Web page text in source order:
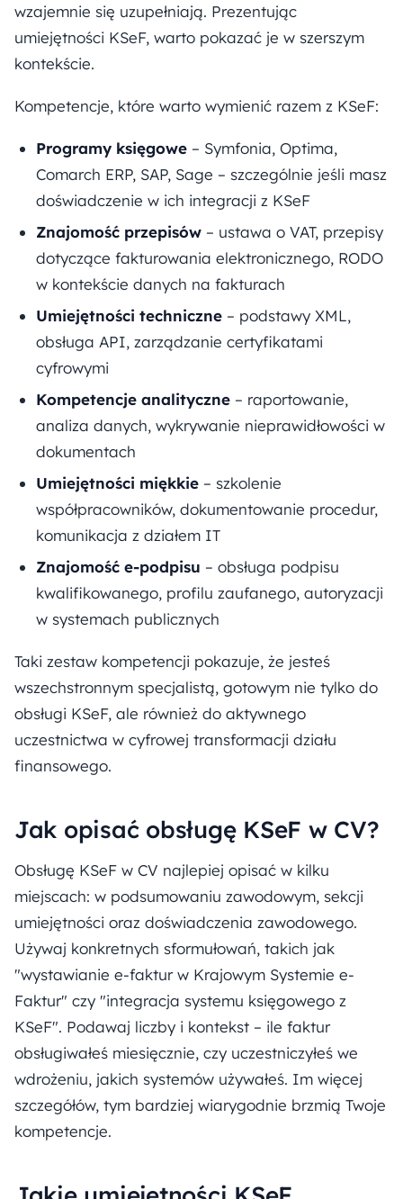
wzajemnie się uzupełniają. Prezentując
umiejętności KSeF, warto pokazać je w szerszym
kontekście.
Kompetencje, które warto wymienić razem z KSeF:
Programy księgowe – Symfonia, Optima,
Comarch ERP, SAP, Sage – szczególnie jeśli masz
doświadczenie w ich integracji z KSeF
Znajomość przepisów – ustawa o VAT, przepisy
dotyczące fakturowania elektronicznego, RODO
w kontekście danych na fakturach
Umiejętności techniczne – podstawy XML,
obsługa API, zarządzanie certyfikatami
cyfrowymi
Kompetencje analityczne – raportowanie,
analiza danych, wykrywanie nieprawidłowości w
dokumentach
Umiejętności miękkie – szkolenie
współpracowników, dokumentowanie procedur,
komunikacja z działem IT
Znajomość e-podpisu – obsługa podpisu
kwalifikowanego, profilu zaufanego, autoryzacji
w systemach publicznych
Taki zestaw kompetencji pokazuje, że jesteś
wszechstronnym specjalistą, gotowym nie tylko do
obsługi KSeF, ale również do aktywnego
uczestnictwa w cyfrowej transformacji działu
finansowego.
Jak opisać obsługę KSeF w CV?
Obsługę KSeF w CV najlepiej opisać w kilku
miejscach: w podsumowaniu zawodowym, sekcji
umiejętności oraz doświadczenia zawodowego.
Używaj konkretnych sformułowań, takich jak
"wystawianie e-faktur w Krajowym Systemie e-
Faktur" czy "integracja systemu księgowego z
KSeF". Podawaj liczby i kontekst – ile faktur
obsługiwałeś miesięcznie, czy uczestniczyłeś we
wdrożeniu, jakich systemów używałeś. Im więcej
szczegółów, tym bardziej wiarygodnie brzmią Twoje
kompetencje.